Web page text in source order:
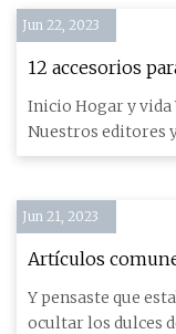
Jun 22, 2023
12 accesorios
las mejores
Inicio Hogar y vida
Nuestros editores
cuidadosamente ca
Jun 21, 2023
Artículos
cajón debajo del
Y pensaste que
ocultar los dulces de